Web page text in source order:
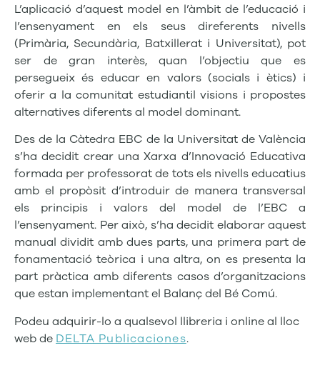
L’aplicació d’aquest model en l’àmbit de l’educació i
l’ensenyament en els seus direferents nivells
(Primària, Secundària, Batxillerat i Universitat), pot
ser de gran interès, quan l’objectiu que es
persegueix és educar en valors (socials i ètics) i
oferir a la comunitat estudiantil visions i propostes
alternatives diferents al model dominant.
Des de la Càtedra EBC de la Universitat de València
s’ha decidit crear una Xarxa d’Innovació Educativa
formada per professorat de tots els nivells educatius
amb el propòsit d’introduir de manera transversal
els principis i valors del model de l’EBC a
l’ensenyament. Per això, s’ha decidit elaborar aquest
manual dividit amb dues parts, una primera part de
fonamentació teòrica i una altra, on es presenta la
part pràctica amb diferents casos d’organitzacions
que estan implementant el Balanç del Bé Comú.
Podeu adquirir-lo a qualsevol llibreria i online al lloc
web de DELTA Publicaciones.